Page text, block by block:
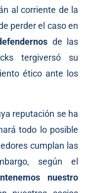
al corriente de la
perder el caso en
de las
tergiversó su
ético ante los
reputación se ha
todo lo posible
cumplan las
según el
nuestro